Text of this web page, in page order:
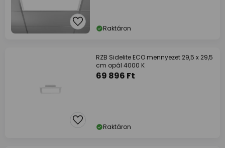
Raktáron
RZB Sidelite ECO mennyezet 29,5 x 29,5
cm opál 4000 K
69 896 Ft
Raktáron